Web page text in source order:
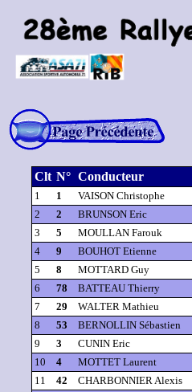
Clt N° Conducteur
1 1 VAISON Christophe
2
2 BRUNSON Eric
3
5 MOULLAN Farouk
4
9 BOUHOT Etienne
5
8 MOTTARD Guy
6
78 BATTEAU Thierry
7
29 WALTER Mathieu
8
53 BERNOLLIN Sébastien
9
3 CUNIN Eric
10
4 MOTTET Laurent
11
42 CHARBONNIER Alexis